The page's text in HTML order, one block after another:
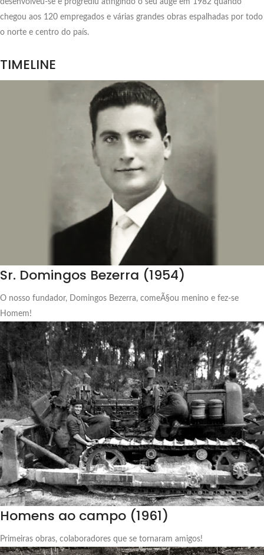
desenvolveu-se e progrediu atingindo o seu auge em 1982 quando
chegou aos 120 empregados e várias grandes obras espalhadas por todo
o norte e centro do país.
TIMELINE
Sr. Domingos Bezerra (1954)
O nosso fundador, Domingos Bezerra, comeÃ§ou menino e fez-se
Homem!
Homens ao campo (1961)
Primeiras obras, colaboradores que se tornaram amigos!